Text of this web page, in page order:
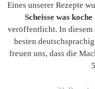
Eines unserer Rezepte
Scheisse was
veröffentlicht. In diesem
besten
freuen uns, dass die